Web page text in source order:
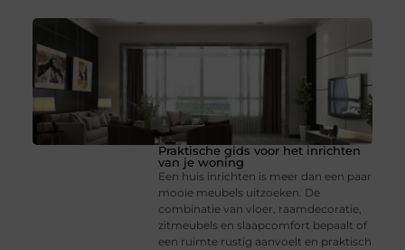
Praktische gids voor het inrichten
van je woning
Een huis inrichten is meer dan een paar
mooie meubels uitzoeken. De
combinatie van vloer, raamdecoratie,
zitmeubels en slaapcomfort bepaalt of
een ruimte rustig aanvoelt en praktisch